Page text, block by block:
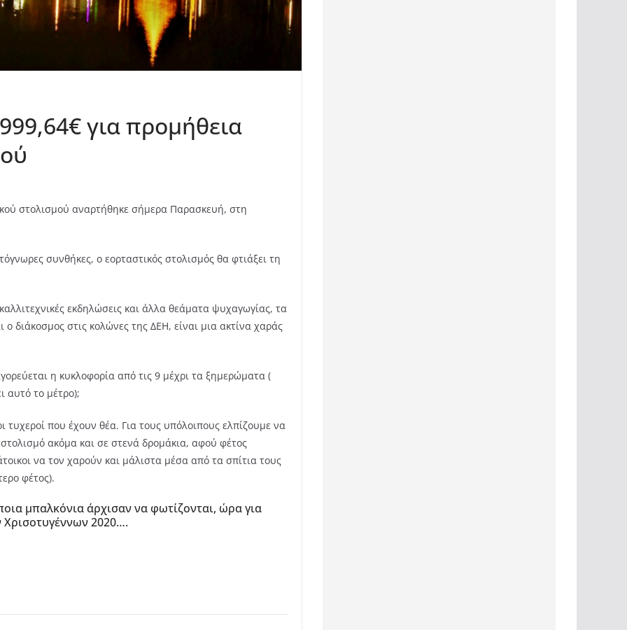
για προμήθεια
στολισμού αναρτήθηκε σήμερα Παρασκευή, στη
συνθήκες, ο εορταστικός στολισμός θα φτιάξει τη
εκδηλώσεις και άλλα θεάματα ψυχαγωγίας, τα
διάκοσμος στις κολώνες της ΔΕΗ, είναι μια ακτίνα χαράς
η κυκλοφορία από τις 9 μέχρι τα ξημερώματα (
αυτό το μέτρο);
που έχουν θέα. Για τους υπόλοιπους ελπίζουμε να
ακόμα και σε στενά δρομάκια, αφού φέτος
να τον χαρούν και μάλιστα μέσα από τα σπίτια τους
φέτος).
μπαλκόνια άρχισαν να φωτίζονται, ώρα για
Χρισοτυγέννων 2020….